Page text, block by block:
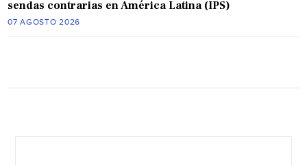
sendas contrarias en América Latina (IPS)
07 AGOSTO 2026